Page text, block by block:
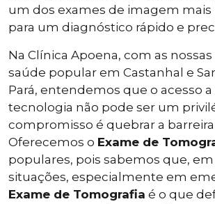
um dos exames de imagem
para um diagnóstico rápido e
Na Clínica Apoena, com as
saúde popular em Castanhal e
Pará, entendemos que o acesso a
tecnologia não pode ser um
compromisso é quebrar a
Oferecemos o Exame de
populares, pois sabemos que,
situações, especialmente em
Exame de Tomografia é o que